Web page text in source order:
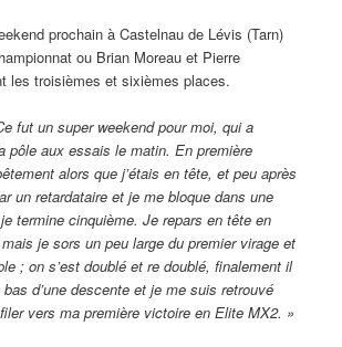
prochain à Castelnau de Lévis (Tarn)
ou Brian Moreau et Pierre
les troisièmes et sixièmes places.
fut un super weekend pour moi, qui a
pôle aux essais le matin. En première
alors que j’étais en tête, et peu après
un retardataire et je me bloque dans une
termine cinquième. Je repars en tête en
je sors un peu large du premier virage et
; on s’est doublé et re doublé, finalement il
d’une descente et je me suis retrouvé
vers ma première victoire en Elite MX2. »